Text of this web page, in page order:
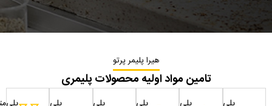
هیرا پلیمر پرتو
تامین مواد اولیه محصولات پلیمری